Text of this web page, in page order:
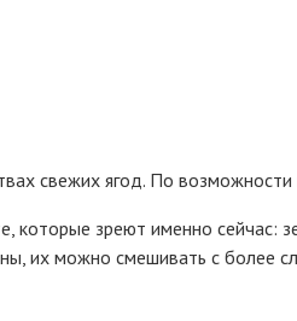
свежих ягод. По
зреют именно сейчас:
их можно смешивать с более